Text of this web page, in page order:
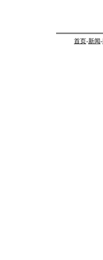
首页-新闻-